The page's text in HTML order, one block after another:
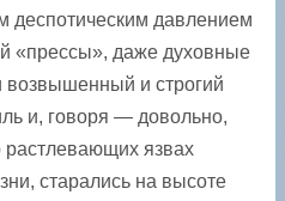
деспотическим давлением
«прессы», даже духовные
возвышенный и строгий
и, говоря — довольно,
язвах
старались на высоте